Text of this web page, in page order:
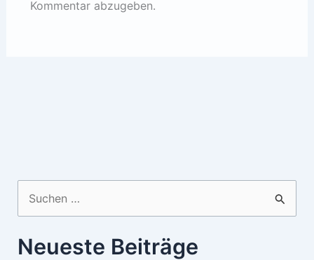
Kommentar abzugeben.
nach:
Neueste Beiträge